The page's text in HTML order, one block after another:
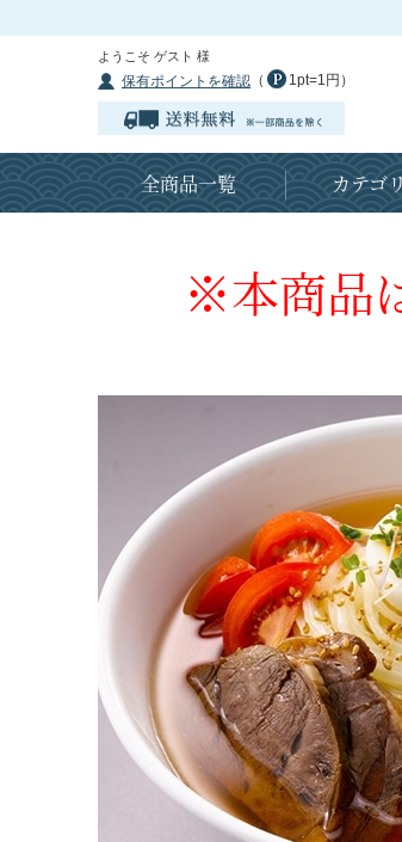
ようこそ ゲスト 様
保有ポイントを確認 （ 1pt=1円）
全商品一覧 カテゴ
※本商品